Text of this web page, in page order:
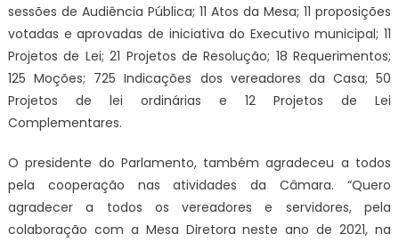
sessões de Audiência Pública; 11 Atos da Mesa; 11 proposições
votadas e aprovadas de iniciativa do Executivo municipal; 11
Projetos de Lei; 21 Projetos de Resolução; 18 Requerimentos;
125 Moções; 725 Indicações dos vereadores da Casa; 50
Projetos de lei ordinárias e 12 Projetos de Lei
Complementares.
O presidente do Parlamento, também agradeceu a todos
pela cooperação nas atividades da Câmara. “Quero
agradecer a todos os vereadores e servidores, pela
colaboração com a Mesa Diretora neste ano de 2021, na